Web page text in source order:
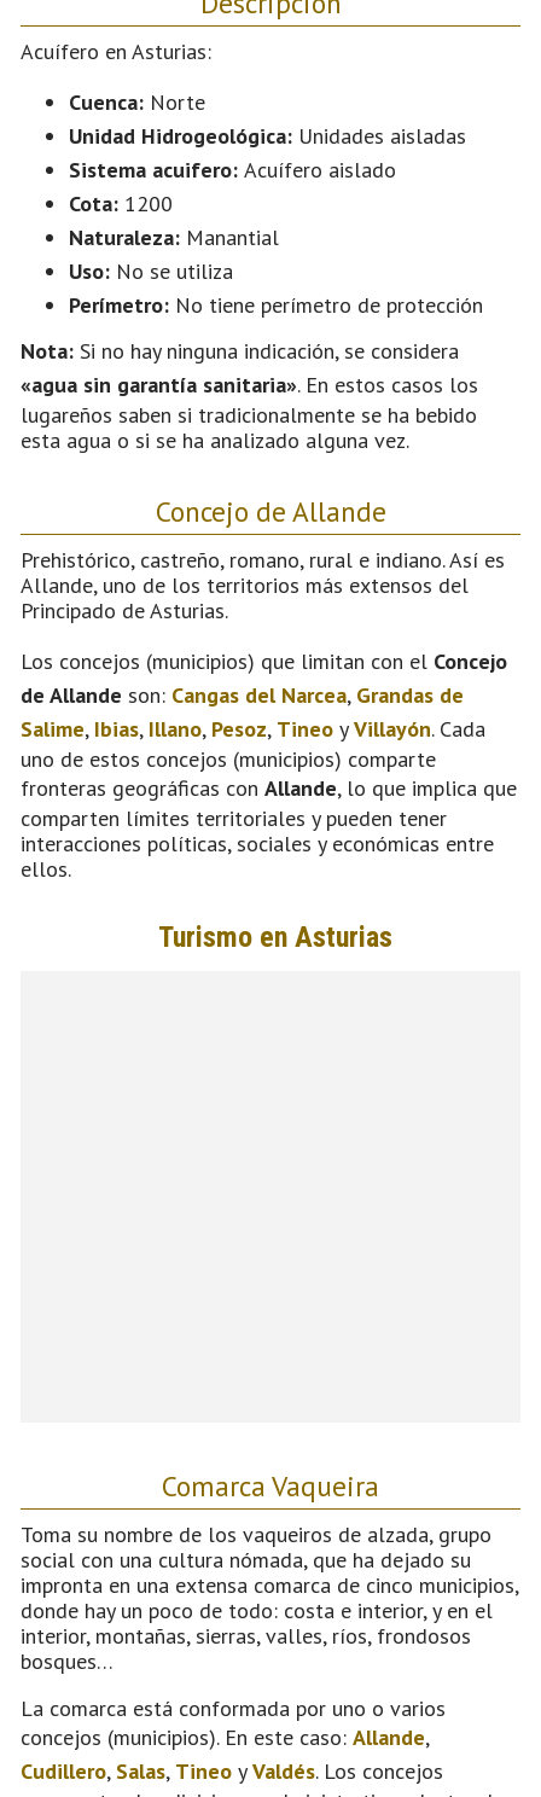
Acuífero en Asturias:
Cuenca: Norte
Unidad Hidrogeológica: Unidades aisladas
Sistema acuifero: Acuífero aislado
Cota: 1200
Naturaleza: Manantial
Uso: No se utiliza
Perímetro: No tiene perímetro de protección
Nota: Si no hay ninguna indicación, se considera
«agua sin garantía sanitaria». En estos casos los
lugareños saben si tradicionalmente se ha bebido
esta agua o si se ha analizado alguna vez.
Concejo de Allande
Prehistórico, castreño, romano, rural e indiano. Así es
Allande, uno de los territorios más extensos del
Principado de Asturias.
Los concejos (municipios) que limitan con el Concejo
de Allande son: Cangas del Narcea, Grandas de
Salime, Ibias, Illano, Pesoz, Tineo yVillayón. Cada
uno de estos concejos (municipios) comparte
fronteras geográficas con Allande, lo que implica que
comparten límites territoriales y pueden tener
interacciones políticas, sociales y económicas entre
ellos.
Comarca Vaqueira
Toma su nombre de los vaqueiros de alzada, grupo
social con una cultura nómada, que ha dejado su
impronta en una extensa comarca de cinco municipios,
donde hay un poco de todo: costa e interior, y en el
interior, montañas, sierras, valles, ríos, frondosos
bosques…
La comarca está conformada por uno o varios
concejos (municipios). En este caso: Allande,
Cudillero, Salas, Tineo yValdés. Los concejos